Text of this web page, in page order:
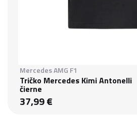
Mercedes AMG F1
Tričko Mercedes Kimi Antonelli
čierne
37,99 €